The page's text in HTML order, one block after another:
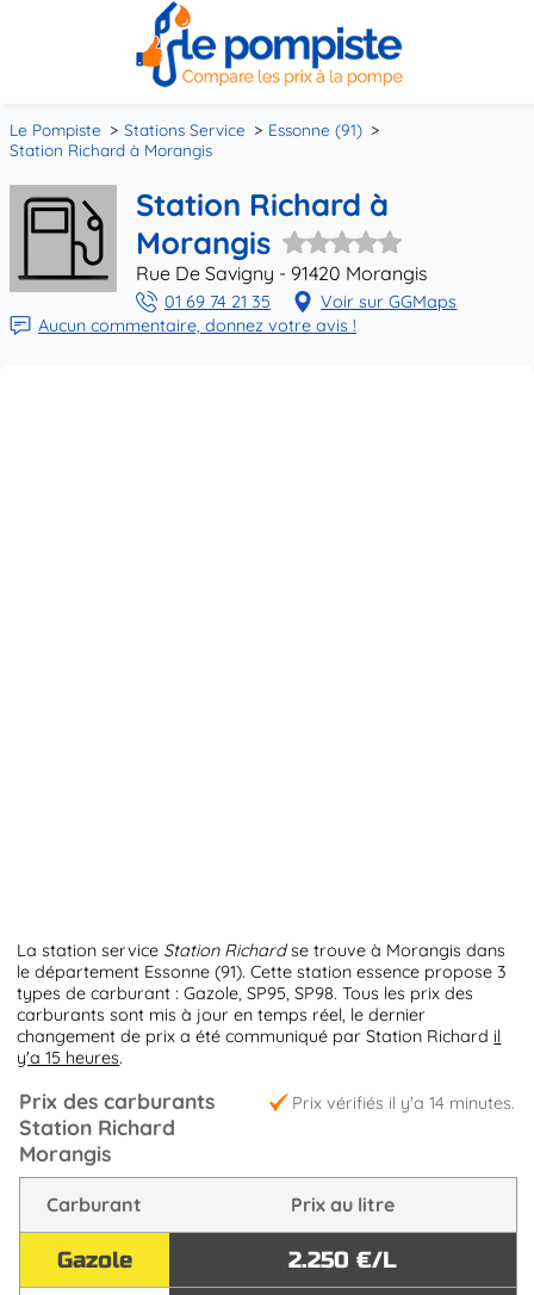
Le Pompiste Stations Service
Essonne (91)
Station Richard à Morangis
Station Richard à
Morangis
Rue De Savigny - 91420 Morangis
01 69 74 21 35
Voir sur GGMaps
Aucun commentaire, donnez votre avis !
La station service Station Richardse trouve à Morangis dans
le département Essonne (91). Cette station essence propose 3
types de carburant : Gazole, SP95, SP98. Tous les prix des
carburants sont mis à jour en temps réel, le dernier
changement de prix a été communiqué par Station Richard il
y'a 15 heures.
Prix vérifiés il y'a 14 minutes.
Prix des carburants
Station Richard
Morangis
Carburant Prix au litre
Gazole
2.250 €/L